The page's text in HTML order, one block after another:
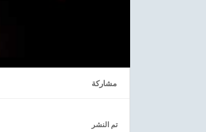
مشاركة
تم النشر